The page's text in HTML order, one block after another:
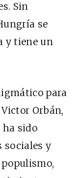
Sin
se
y tiene un
para
Orbán,
ha sido
sociales y